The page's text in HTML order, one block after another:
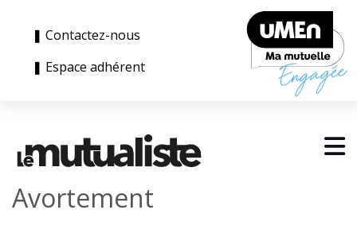
❚ Contactez-nous
❚ Espace adhérent
Avortement